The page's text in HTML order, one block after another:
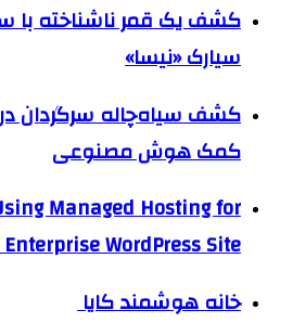
کشف یک قمر ناشناخته با
سیارک «نیسا»
کشف سیاه‌چاله سرگردان
کمک هوش مصنوعی
Managed Hosting for
WordPress Site
خانه هوشمند کایا